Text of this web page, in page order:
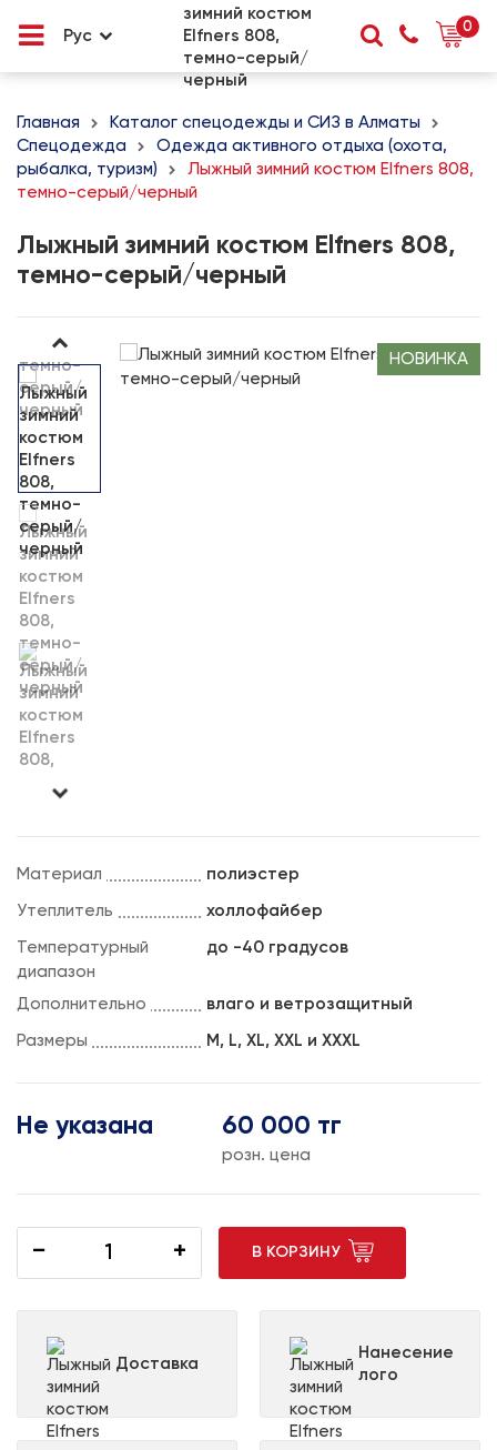
Рус
0
Главная
Каталог спецодежды и СИЗ в Алматы
Спецодежда
Одежда активного отдыха (охота,
рыбалка, туризм)
Лыжный зимний костюм Elfners 808,
темно-серый/черный
Лыжный зимний костюм Elfners 808,
темно-серый/черный
НОВИНКА
Материал полиэстер
Утеплитель холлофайбер
Температурный
диапазон
до -40 градусов
Дополнительно влаго и ветрозащитный
Размеры M, L, XL, XXL и XXXL
Не указана 60 000 тг
розн. цена
− + В КОРЗИНУ
Доставка
Нанесение
лого